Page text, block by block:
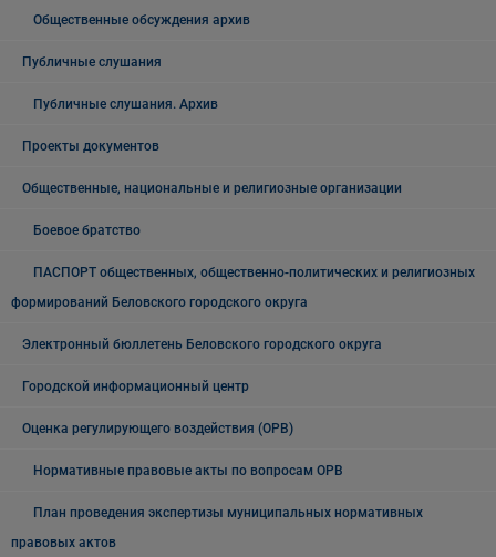
Общественные обсуждения архив
Публичные слушания
Публичные слушания. Архив
Проекты документов
Общественные, национальные и религиозные организации
Боевое братство
ПАСПОРТ общественных, общественно-политических и религиозных
формирований Беловского городского округа
Электронный бюллетень Беловского городского округа
Городской информационный центр
Оценка регулирующего воздействия (ОРВ)
Нормативные правовые акты по вопросам ОРВ
План проведения экспертизы муниципальных нормативных
правовых актов